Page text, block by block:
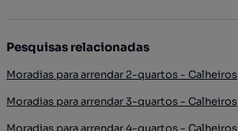
Pesquisas relacionadas
Moradias para arrendar 2-quartos - Calheiros
Moradias para arrendar 3-quartos - Calheiros
Moradias para arrendar 4-quartos - Calheiros